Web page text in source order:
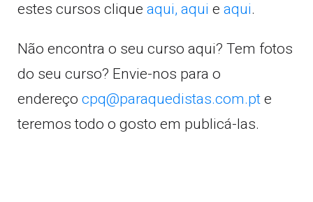
estes cursos clique aqui, aqui e aqui.
Não encontra o seu curso aqui? Tem fotos
do seu curso? Envie-nos para o
endereço cpq@paraquedistas.com.pt e
teremos todo o gosto em publicá-las.